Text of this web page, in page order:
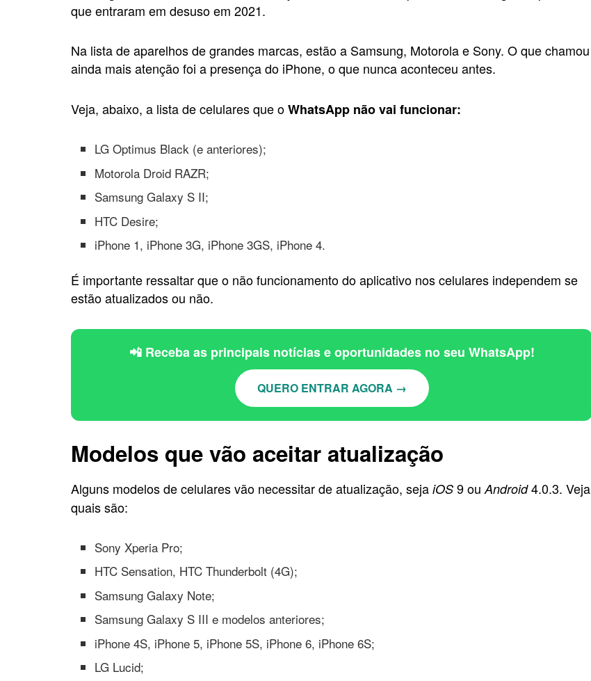
que entraram em desuso em 2021.
Na lista de aparelhos de grandes marcas, estão a Samsung, Motorola e Sony. O que chamou
ainda mais atenção foi a presença do iPhone, o que nunca aconteceu antes.
Veja, abaixo, a lista de celulares que oWhatsApp não vai funcionar:
LG Optimus Black (e anteriores);
Motorola Droid RAZR;
Samsung Galaxy S II;
HTC Desire;
iPhone 1, iPhone 3G, iPhone 3GS, iPhone 4.
É importante ressaltar que o não funcionamento do aplicativo nos celulares independem se
estão atualizados ou não.
📲 Receba as principais notícias e oportunidades no seu WhatsApp!
QUERO ENTRAR AGORA →
Modelos que vão aceitar atualização
Alguns modelos de celulares vão necessitar de atualização, seja iOS 9 ou Android4.0.3. Veja
quais são:
Sony Xperia Pro;
HTC Sensation, HTC Thunderbolt (4G);
Samsung Galaxy Note;
Samsung Galaxy S III e modelos anteriores;
iPhone 4S, iPhone 5, iPhone 5S, iPhone 6, iPhone 6S;
LG Lucid;